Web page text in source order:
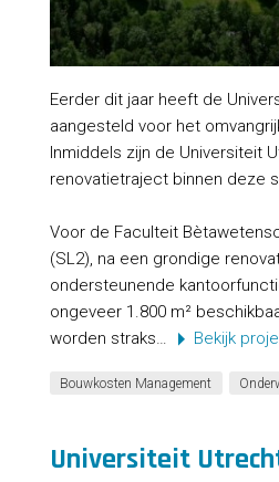
Eerder dit jaar heeft de
aangesteld voor het
Inmiddels zijn de Universiteit
renovatietraject binnen deze
Voor de Faculteit
(SL2), na een grondige
ondersteunende
ongeveer 1.800 m²
worden straks…
Bekijk
Bouwkosten Management
Universiteit